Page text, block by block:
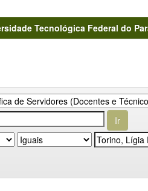
Tecnológica Federal do